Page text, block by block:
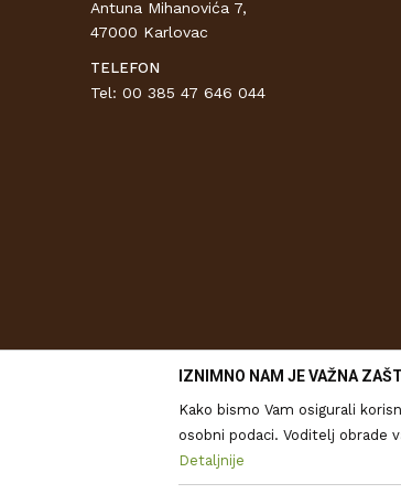
Antuna Mihanovića 7,
47000 Karlovac
TELEFON
Tel: 00 385 47 646 044
Nastojimo biti
IZNIMNO NAM JE VAŽNA
Kako bismo Vam osigurali
osobni podaci. Voditelj obrade
analitičkih izvješća, ali i za
kolačićima i drugim
Detaljnije